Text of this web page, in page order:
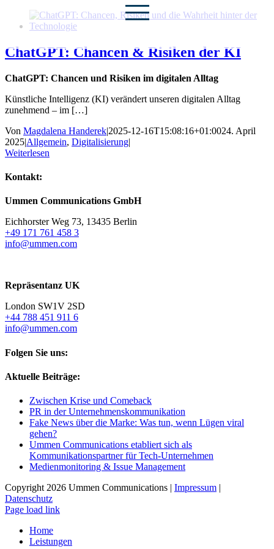
Inhalt
ChatGPT: Chancen & Risiken der KI
ChatGPT: Chancen und Risiken im digitalen Alltag
Künstliche Intelligenz (KI) verändert unseren digitalen Alltag
zunehmend – im […]
Von Magdalena Handerek|2025-12-16T15:08:16+01:0024. April
2025|Allgemein, Digitalisierung|
Weiterlesen
Kontakt:
Ummen Communications GmbH
Eichhorster Weg 73, 13435 Berlin
+49 171 761 458 3
info@ummen.com
Repräsentanz UK
London SW1V 2SD
+44 788 451 911 6
info@ummen.com
Folgen Sie uns:
Aktuelle Beiträge:
Zwischen Krise und Comeback
PR in der Unternehmenskommunikation
Fake News über die Marke: Was tun, wenn Lügen viral
gehen?
Ummen Communications etabliert sich als
Kommunikationspartner für Tech-Unternehmen
Medienmonitoring & Issue Management
Copyright 2026 Ummen Communications | Impressum |
Datenschutz
Page load link
Home
Leistungen